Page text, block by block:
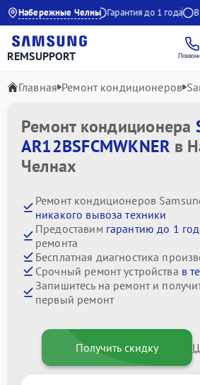
Набережные Челны
с 9:00 до 21:00 Гарантия до 1 года
REMSUPPORT
Главная Ремонт кондиционеров
Ремонт кондиционера
AR12BSFCMWKNER в
Челнах
Ремонт кондиционеров
никакого вывоза техники
Предоставим гарантию до 1
ремонта
Бесплатная диагностика
Срочный ремонт устройства в
Запишитесь на ремонт и
первый ремонт
Получить скидку